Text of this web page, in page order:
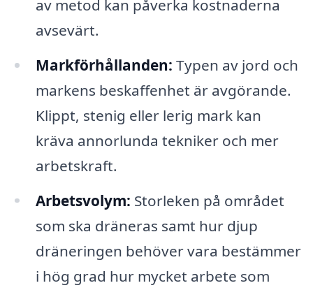
av metod kan påverka kostnaderna
avsevärt.
Markförhållanden: Typen av jord och
markens beskaffenhet är avgörande.
Klippt, stenig eller lerig mark kan
kräva annorlunda tekniker och mer
arbetskraft.
Arbetsvolym: Storleken på området
som ska dräneras samt hur djup
dräneringen behöver vara bestämmer
i hög grad hur mycket arbete som